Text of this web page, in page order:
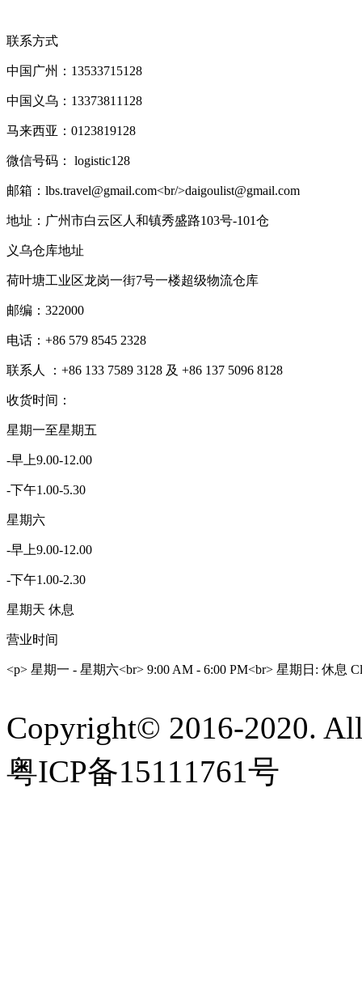
联系方式
中国广州：13533715128
中国义乌：13373811128
马来西亚：0123819128
微信号码： logistic128
邮箱：lbs.travel@gmail.com<br/>daigoulist@gmail.com
地址：广州市白云区人和镇秀盛路103号-101仓
义乌仓库地址
荷叶塘工业区龙岗一街7号一楼超级物流仓库
邮编：322000
电话：+86 579 8545 2328
联系人 ：+86 133 7589 3128 及 +86 137 5096 8128
收货时间：
星期一至星期五
-早上9.00-12.00
-下午1.00-5.30
星期六
-早上9.00-12.00
-下午1.00-2.30
星期天 休息
营业时间
<p> 星期一 - 星期六<br> 9:00 AM - 6:00 PM<br> 星期日: 休息
Copyright© 2016-2020.
粤ICP备15111761号